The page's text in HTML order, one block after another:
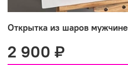
Открытка из шаров мужчине
2 900 ₽